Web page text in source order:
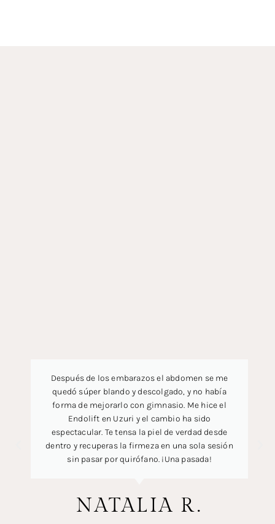
Después de los embarazos el abdomen se me
quedó súper blando y descolgado, y no había
forma de mejorarlo con gimnasio. Me hice el
Endolift en Uzuri y el cambio ha sido
espectacular. Te tensa la piel de verdad desde
dentro y recuperas la firmeza en una sola sesión
sin pasar por quirófano. ¡Una pasada!
NATALIA R.